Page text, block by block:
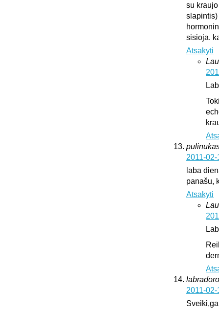
su
sisioja.
Atsakyti
2011-
laba
panašu,
Atsakyti
2011-